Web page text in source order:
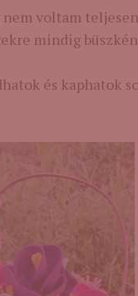
voltam
mindig
és kaphatok